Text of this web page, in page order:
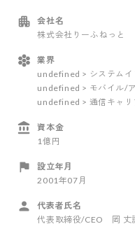
会社名
株式会社りーふねっと
業界
undefined > システムイ
undefined > モバイル/
undefined > 通信キャリ
資本金
1億円
設立年月
2001年07月
代表者氏名
代表取締役/CEO 岡 丈